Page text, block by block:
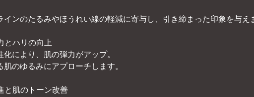
インのたるみやほうれい線の軽減に寄与し、引き締まった印象を与え
とハリの向上
化により、肌の弾力がアップ。
肌のゆるみにアプローチします。
と肌のトーン改善